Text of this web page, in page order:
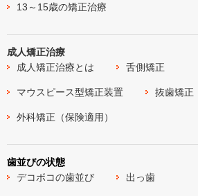
13～15歳の矯正治療
成人矯正治療
成人矯正治療とは
舌側矯正
マウスピース型矯正装置 抜歯矯正
外科矯正（保険適用）
歯並びの状態
デコボコの歯並び
出っ歯